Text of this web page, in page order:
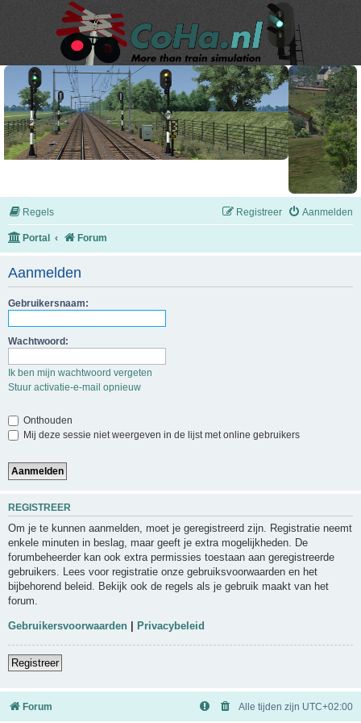
Regels Aanmelden
Registreer
Portal Forum
Aanmelden
Gebruikersnaam:
Wachtwoord:
Ik ben mijn wachtwoord vergeten
Stuur activatie-e-mail opnieuw
Onthouden
Mij deze sessie niet weergeven in de lijst met online gebruikers
REGISTREER
Om je te kunnen aanmelden, moet je geregistreerd zijn. Registratie neemt
enkele minuten in beslag, maar geeft je extra mogelijkheden. De
forumbeheerder kan ook extra permissies toestaan aan geregistreerde
gebruikers. Lees voor registratie onze gebruiksvoorwaarden en het
bijbehorend beleid. Bekijk ook de regels als je gebruik maakt van het
forum.
Gebruikersvoorwaarden Privacybeleid
Registreer
Forum Alle tijden zijn UTC+02:00